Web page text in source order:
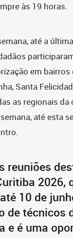
às 19 horas.
até a
em bairros
Santa
as regionais da
até esta
reuniões
2026,
10 de
de técnicos
e é uma